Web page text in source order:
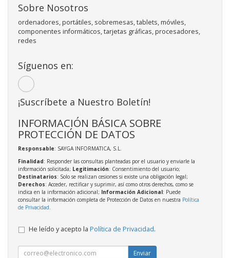
Sobre Nosotros
ordenadores, portátiles, sobremesas, tablets, móviles,
componentes informáticos, tarjetas gráficas, procesadores,
redes
Síguenos en:
¡Suscríbete a Nuestro Boletín!
INFORMACIÓN BÁSICA SOBRE
PROTECCIÓN DE DATOS
Responsable: SAYGA INFORMATICA, S.L.
Finalidad: Responder las consultas planteadas por el usuario y enviarle la
información solicitada; Legitimación: Consentimiento del usuario;
Destinatarios: Solo se realizan cesiones si existe una obligación legal;
Derechos: Acceder, rectificar y suprimir, así como otros derechos, como se
indica en la información adicional; Información Adicional: Puede
consultar la información completa de Protección de Datos en nuestra Política
de Privacidad
He leído y acepto la Política de Privacidad.
Enviar